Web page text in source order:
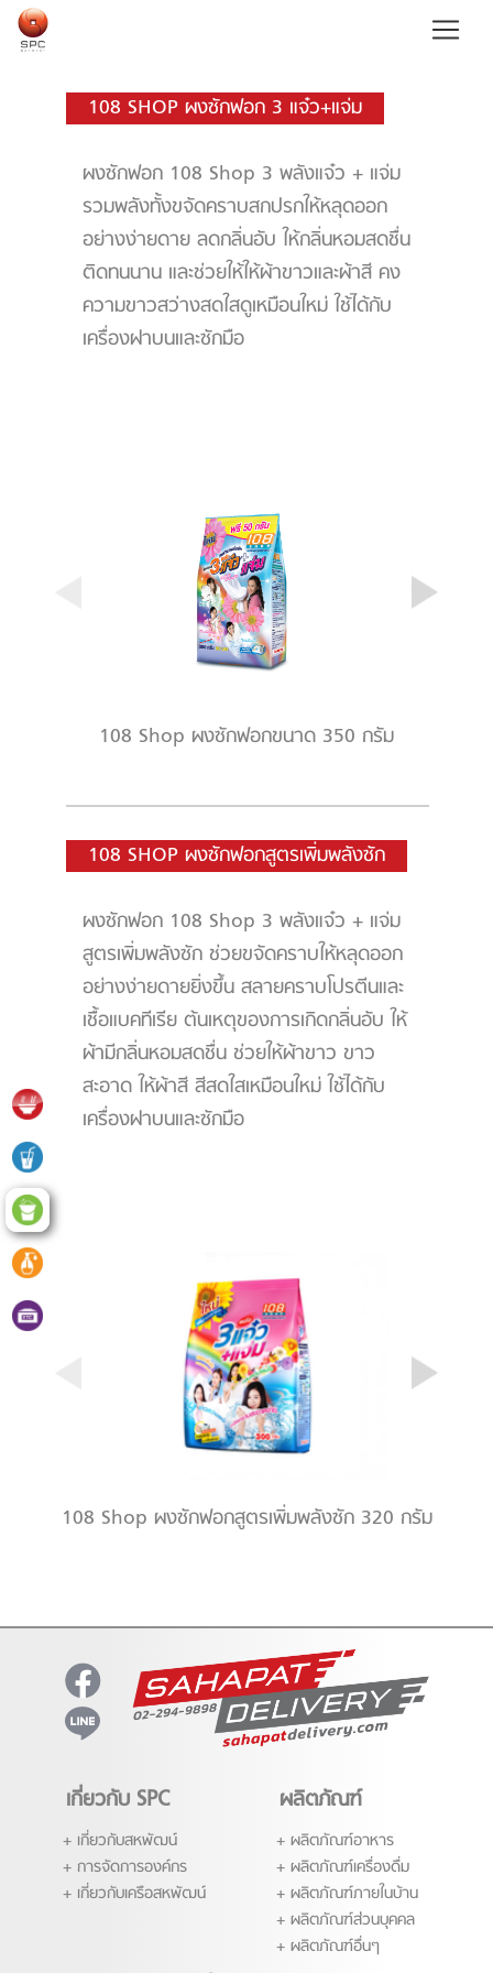
108 SHOP ผงซักฟอก 3 แจ๋ว+แจ่ม
ผงซักฟอก 108 Shop 3 พลังแจ๋ว + แจ่ม
รวมพลังทั้งขจัดคราบสกปรกให้หลุดออก
อย่างง่ายดาย ลดกลิ่นอับ ให้กลิ่นหอมสดชื่น
ติดทนนาน และช่วยให้ให้ผ้าขาวและผ้าสี คง
ความขาวสว่างสดใสดูเหมือนใหม่ ใช้ได้กับ
เครื่องฝาบนและซักมือ
108 Shop ผงซักฟอกขนาด 350 กรัม
108 SHOP ผงซักฟอกสูตรเพิ่มพลังซัก
ผงซักฟอก 108 Shop 3 พลังแจ๋ว + แจ่ม
สูตรเพิ่มพลังซัก ช่วยขจัดคราบให้หลุดออก
อย่างง่ายดายยิ่งขึ้น สลายคราบโปรตีนและ
เชื้อแบคทีเรีย ต้นเหตุของการเกิดกลิ่นอับ ให้
ผ้ามีกลิ่นหอมสดชื่น ช่วยให้ผ้าขาว ขาว
สะอาด ให้ผ้าสี สีสดใสเหมือนใหม่ ใช้ได้กับ
เครื่องฝาบนและซักมือ
108 Shop ผงซักฟอกสูตรเพิ่มพลังซัก 320 กรัม
เกี่ยวกับ SPC
เกี่ยวกับสหพัฒน์
การจัดการองค์กร
เกี่ยวกับเครือสหพัฒน์
ผลิตภัณฑ์
ผลิตภัณฑ์อาหาร
ผลิตภัณฑ์เครื่องดื่ม
ผลิตภัณฑ์ภายในบ้าน
ผลิตภัณฑ์ส่่วนบุคคล
ผลิตภัณฑ์อื่นๆ